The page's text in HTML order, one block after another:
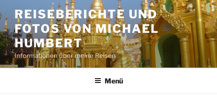
Inhalt
springen
REISEBERICHTE UND
FOTOS VON MICHAEL
HUMBERT
Informationen über meine Reisen
Menü